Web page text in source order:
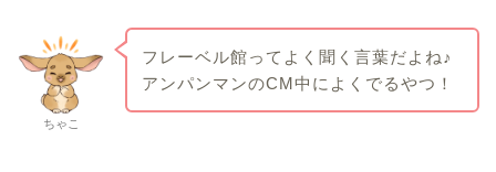
ちゃこ
フレーベル館ってよく聞く言葉だよね♪
アンパンマンのCM中によくでるやつ！